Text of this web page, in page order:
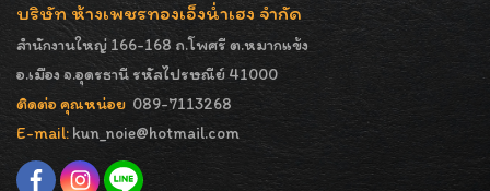
บริษัท ห้างเพชรทองเอ็งน่ำเฮง จำกัด
สำนักงานใหญ่ 166-168 ถ.โพศรี ต.หมากแข้ง
อ.เมือง จ.อุดรธานี รหัสไปรษณีย์ 41000
ติดต่อ คุณหน่อย 089-7113268
E-mail: kun_noie@hotmail.com